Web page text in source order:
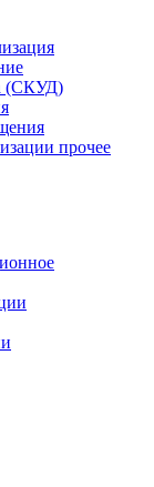
(СКУД)
прочее